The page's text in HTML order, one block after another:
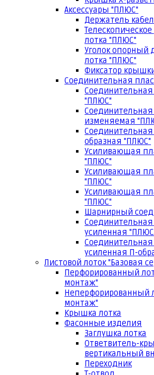
Аксессуары "ПЛЮС"
Держатель
лотка "ПЛЮС"
Уголок опорный
лотка "ПЛЮС"
Фиксатор
Соединительная
"ПЛЮС"
изменяемая
образная "ПЛЮС"
Усиливающая
"ПЛЮС"
Усиливающая
"ПЛЮС"
Усиливающая
"ПЛЮС"
Шарнирный
усиленная
усиленная П-
Листовой лоток "Базовая
Перфорированный
монтаж"
Неперфорированный
монтаж"
Крышка лотка
Фасонные изделия
Заглушка лотка
Ответвитель-
вертикальный
Переходник